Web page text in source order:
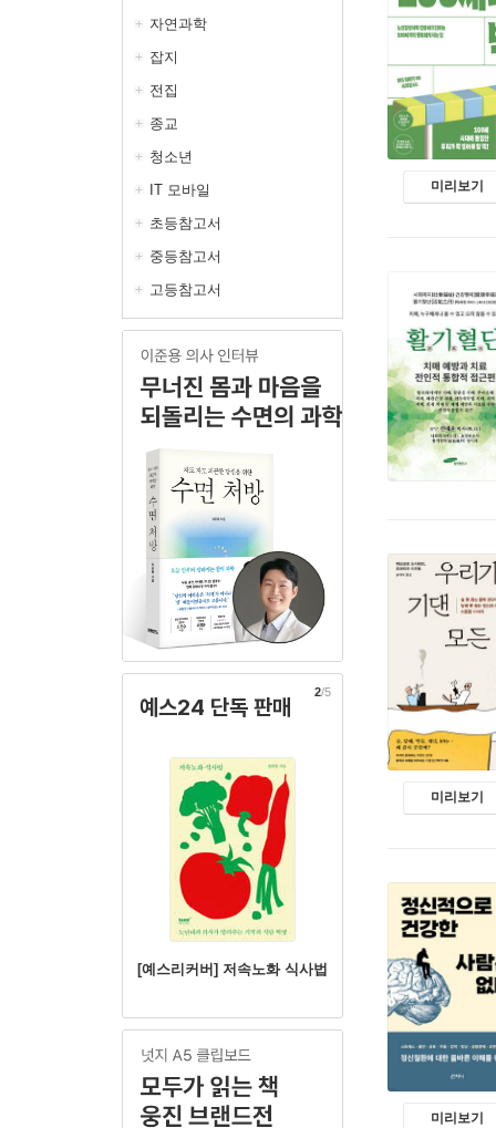
자연과학
잡지
전집
종교
청소년
IT 모바일
초등참고서
중등참고서
고등참고서
예스24 단독 판매
[예스리커버] 저속노화 식사법
2/5
미리보기
미리보기
미리보기